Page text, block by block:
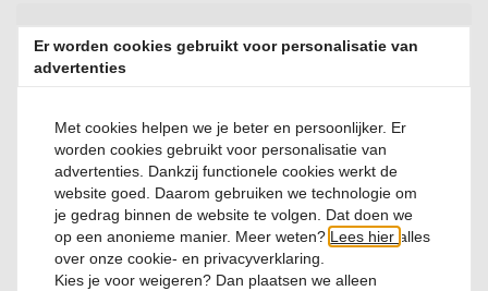
Heb je een vraag?
Neem contact met ons op
Beoordelingen
Nog geen reviews beschikbaar. Deel jouw ervaring en help anderen
bij hun keuze!
Er worden cookies gebruikt voor personalisatie van
advertenties
Met cookies helpen we je beter en persoonlijker. Er
worden cookies gebruikt voor personalisatie van
advertenties. Dankzij functionele cookies werkt de
website goed. Daarom gebruiken we technologie om
je gedrag binnen de website te volgen. Dat doen we
op een anonieme manier. Meer weten? Lees hier alles
over onze cookie- en privacyverklaring.
Kies je voorweigeren? Dan plaatsen we alleen